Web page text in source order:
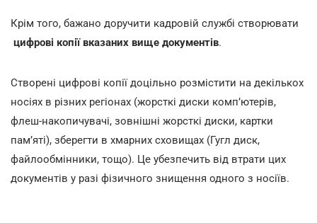
Крім того, бажано доручити кадровій службі створювати
цифрові копії вказаних вище документів.
Створені цифрові копії доцільно розмістити на декількох
носіях в різних регіонах (жорсткі диски комп’ютерів,
флеш-накопичувачі, зовнішні жорсткі диски, картки
пам’яті), зберегти в хмарних сховищах (Гугл диск,
файлообмінники, тощо). Це убезпечить від втрати цих
документів у разі фізичного знищення одного з носіїв.